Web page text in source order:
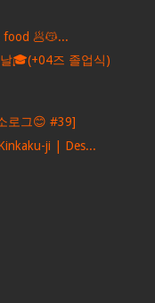
food 🥟😽...
🎓(+04즈 졸업식)
로그😊 #39]
ji | Des...